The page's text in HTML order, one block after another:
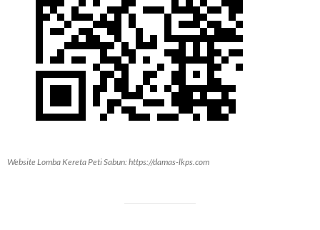
Website Lomba Kereta Peti Sabun: https://damas-lkps.com